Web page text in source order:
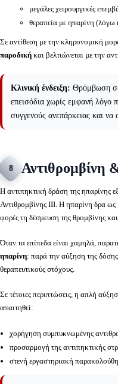
μεγάλες χειρουργικές
θεραπεία με ηπαρίνη
Σε αντίθεση με την κληρονομική
παροδική και βελτιώνεται με την
Κλινική ένδειξη: Θρόμβωση
επεισόδια χωρίς εμφανή λόγο
συγγενούς ανεπάρκειας και
8 Αντιθρομβίνη
Η αντιπηκτική δράση της ηπαρίνης
Αντιθρομβίνης ΙΙΙ. Η ηπαρίνη δρα
φορές τη δέσμευση της θρομβίνης
Όταν τα επίπεδα είναι χαμηλά,
ηπαρίνη: παρά την αύξηση της
θεραπευτικούς στόχους.
Σε τέτοιες περιπτώσεις, η απλή
απαιτηθεί:
χορήγηση συμπυκνωμένης
προσαρμογή της αντιπηκτικής
στενή εργαστηριακή